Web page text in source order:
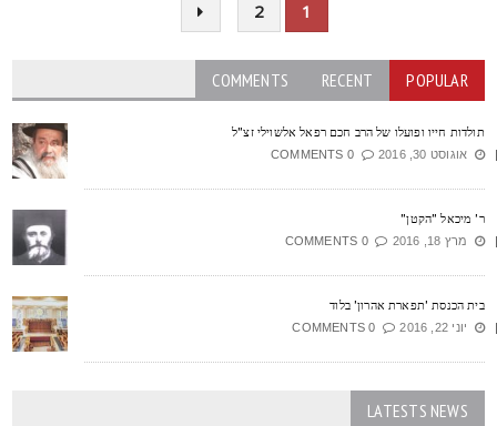
POPULAR
RECENT
COMMENTS
חייו ופועלו של הרב חכם רפאל אלשוילי זצ"ל
אוגוסט 30, 2016 0 COMMENTS
מיכאל "הקטן"
מרץ 18, 2016 0 COMMENTS
הכנסת 'תפארת אהרון' בלוד
יוני 22, 2016 0 COMMENTS
LATESTS NEWS